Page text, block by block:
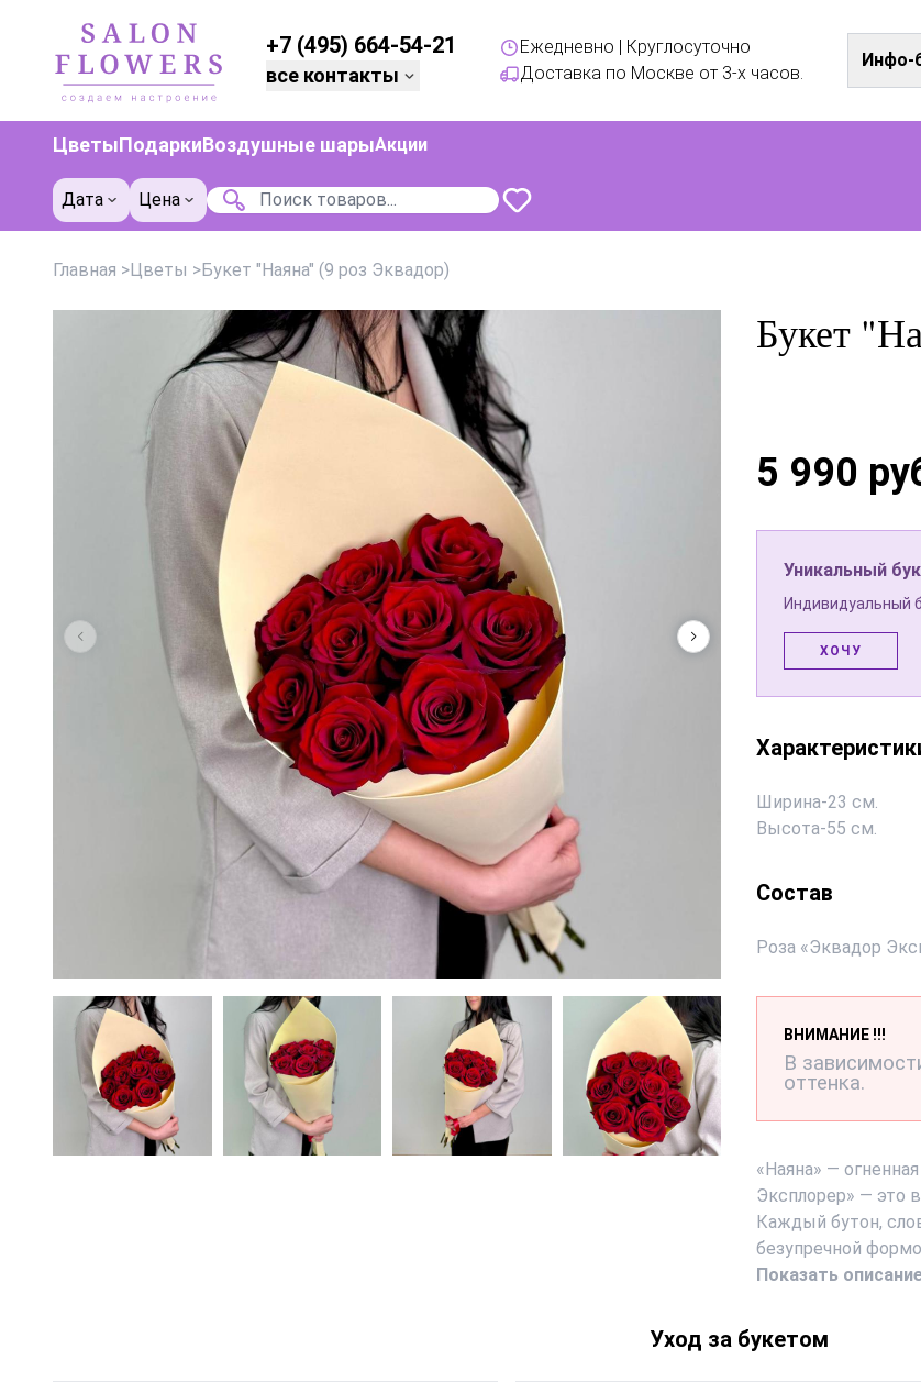
+7 (495) 664-54-21
все контакты
Ежедневно | Круглосуточно
Доставка по Москве от 3-х часов.
Инфо-
ЦветыПодаркиВоздушные шарыАкции
Дата Цена
Главная >Цветы >Букет "Наяна" (9 роз Эквадор)
Букет
5 990
Уникальный
Индивидуальный
ХОЧУ
Ширина-23 см.
Высота-55 см.
Состав
Роза «Эквадор
ВНИМАНИЕ !!!
В
оттенка.
«Наяна» —
Эксплорер» — это
Каждый бутон,
безупречной
Показать
Уход за букетом